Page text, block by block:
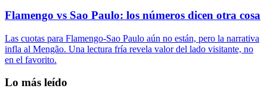
Flamengo vs Sao Paulo: los números dicen otra cosa
Las cuotas para Flamengo-Sao Paulo aún no están, pero la narrativa
infla al Mengão. Una lectura fría revela valor del lado visitante, no
en el favorito.
Lo más leído